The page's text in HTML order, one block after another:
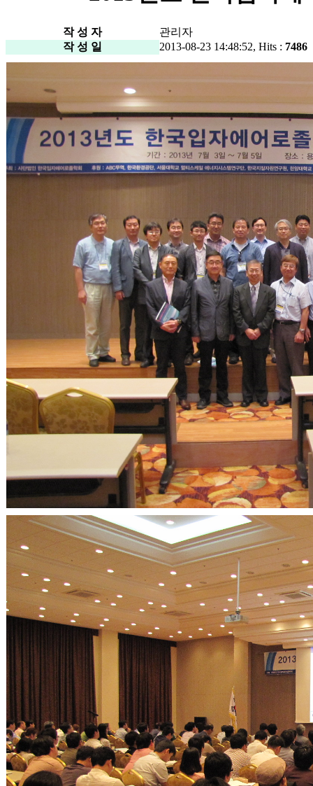
작 성 자
관리자
작 성 일
2013-08-23 14:48:52, Hits : 7486